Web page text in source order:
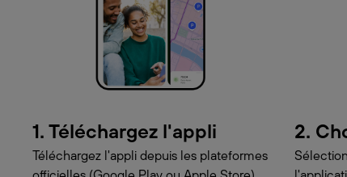
1. Téléchargez l'appli
Téléchargez l'appli depuis les plateformes
2.